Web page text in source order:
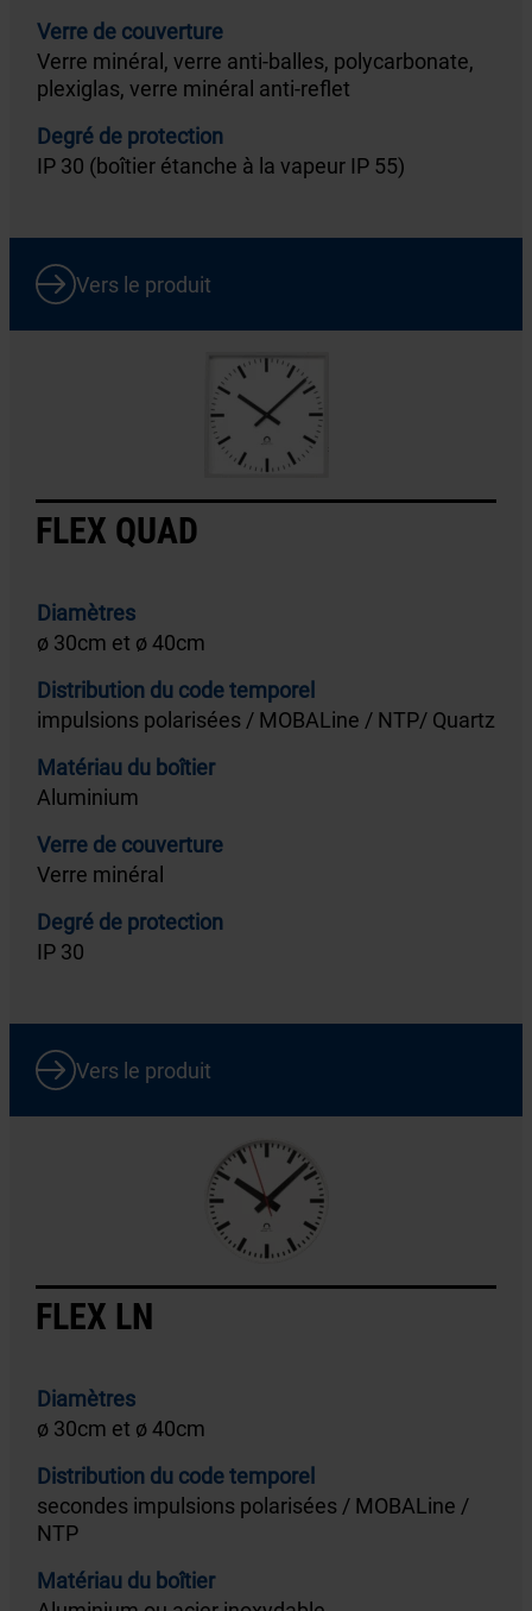
Verre de couverture
Verre minéral, verre anti-balles, polycarbonate,
plexiglas, verre minéral anti-reflet
Degré de protection
IP 30 (boîtier étanche à la vapeur IP 55)
Vers le produit
FLEX QUAD
Diamètres
ø 30cm et ø 40cm
Distribution du code temporel
impulsions polarisées / MOBALine / NTP/ Quartz
Matériau du boîtier
Aluminium
Verre de couverture
Verre minéral
Degré de protection
IP 30
Vers le produit
FLEX LN
Diamètres
ø 30cm et ø 40cm
Distribution du code temporel
secondes impulsions polarisées / MOBALine /
NTP
Matériau du boîtier